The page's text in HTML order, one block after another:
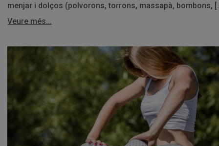
menjar i dolços (polvorons, torrons, massapà, bombons,
Veure més...